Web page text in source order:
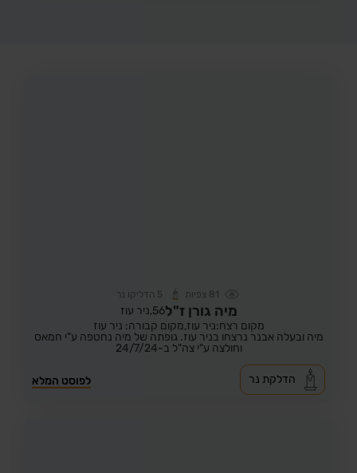
81 צפיות 5 הדליקו נר
מיה גורן ז"ל56, ניר עוז
מקום רצח:ניר עוז,מקום קבורה: ניר עוז
מיה ובעלה אבנר נרצחו בניר עוז. גופתה של מיה נחטפה ע"י חמאס
וחולצה ע"י צה"ל ב-24/7/24
לפוסט המלא הדלקת נר